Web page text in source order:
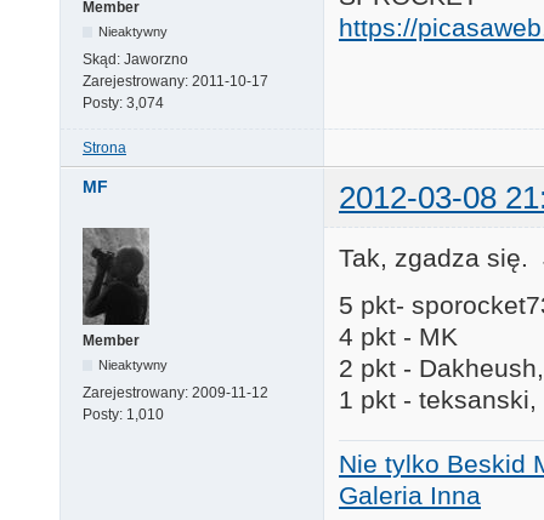
Member
Nieaktywny
Skąd: Jaworzno
Zarejestrowany: 2011-10-17
Posty: 3,074
https://
Strona
MF 2012-03-08
Member
Nieaktywny
Zarejestrowany: 2009-11-12
Posty: 1,010
Tak, zgadza się.
5 pkt-
4 pkt - MK
2 pkt -
1 pkt -
Nie tylko Beskid
Galeria Inna